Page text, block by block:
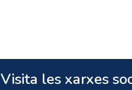
Visita les xarxes